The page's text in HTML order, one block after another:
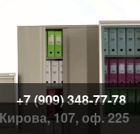
+7 (909) 348-77-78
107, оф. 225